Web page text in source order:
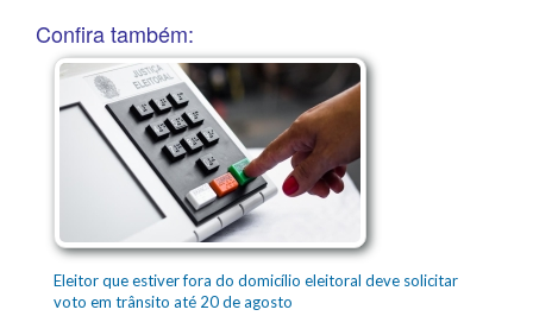
Confira também:
Eleitor que estiver fora do domicílio eleitoral deve solicitar
voto em trânsito até 20 de agosto